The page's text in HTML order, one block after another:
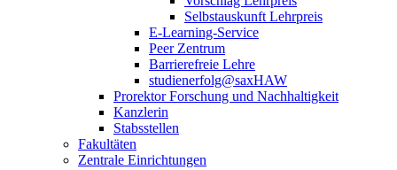
Selbstauskunft Lehrpreis
E-Learning-Service
Peer Zentrum
Barrierefreie Lehre
studienerfolg@saxHAW
Prorektor Forschung und Nachhaltigkeit
Kanzlerin
Stabsstellen
Fakultäten
Zentrale Einrichtungen